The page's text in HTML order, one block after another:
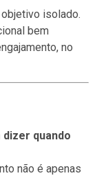
isolado.
bem
no
quando
não é apenas